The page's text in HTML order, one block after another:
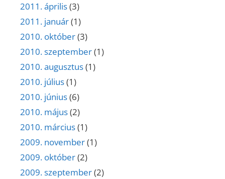
2011. április(3)
2011. január(1)
2010. október(3)
2010. szeptember(1)
2010. augusztus(1)
2010. július(1)
2010. június(6)
2010. május(2)
2010. március(1)
2009. november(1)
2009. október(2)
2009. szeptember(2)